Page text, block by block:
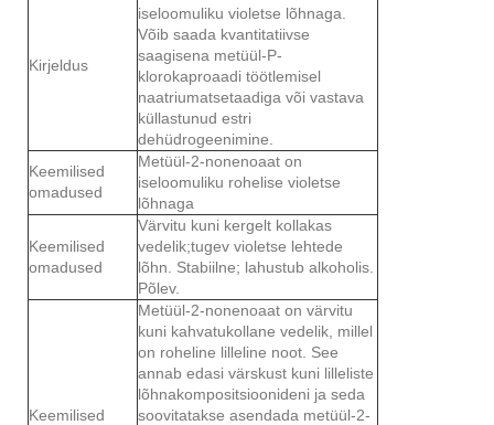
Kirjeldus
iseloomuliku violetse lõhnaga.
Võib saada kvantitatiivse
saagisena metüül-P-
klorokaproaadi töötlemisel
naatriumatsetaadiga või vastava
küllastunud estri
dehüdrogeenimine.
Keemilised
omadused
Metüül-2-nonenoaat on
iseloomuliku rohelise violetse
lõhnaga
Keemilised
omadused
Värvitu kuni kergelt kollakas
vedelik;tugev violetse lehtede
lõhn. Stabiilne; lahustub alkoholis.
Põlev.
Keemilised
Metüül-2-nonenoaat on värvitu
kuni kahvatukollane vedelik, millel
on roheline lilleline noot. See
annab edasi värskust kuni lilleliste
lõhnakompositsioonideni ja seda
soovitatakse asendada metüül-2-